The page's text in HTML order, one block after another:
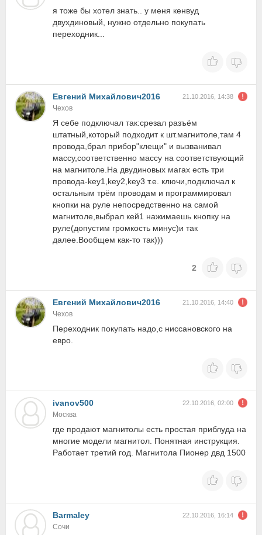
я тоже бы хотел знать.. у меня кенвуд
двухдиновый, нужно отдельно покупать
переходник...
Евгений Михайлович2016 21.10.2016, 14:38
Чехов
Я себе подключал так:срезал разъём
штатный,который подходит к шт.магнитоле,там 4
провода,брал прибор"клещи" и вызванивал
массу,соответственно массу на соответствующий
на магнитоле.На двудиновых магах есть три
провода-key1,key2,key3 т.е. ключи,подключал к
остальным трём проводам и программировал
кнопки на руле непосредственно на самой
магнитоле,выбрал кей1 нажимаешь кнопку на
руле(допустим громкость минус)и так
далее.Вообщем как-то так)))
2
Евгений Михайлович2016 21.10.2016, 14:40
Чехов
Переходник покупать надо,с ниссановского на
евро.
ivanov500 22.10.2016, 02:00
Москва
где продают магнитолы есть простая приблуда на
многие модели магнитол. Понятная инструкция.
Работает третий год. Магнитола Пионер двд 1500
Barmaley 22.10.2016, 16:14
Сочи